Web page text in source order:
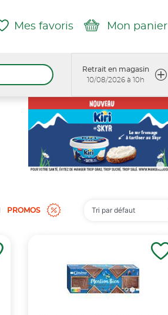
Mes favoris Mon panier
Retrait en magasin
10/08/2026 à 10h
PROMOS